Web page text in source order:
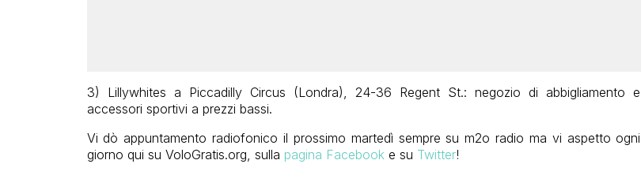
3) Lillywhites a Piccadilly Circus (Londra), 24-36 Regent St.: negozio di abbigliamento e
accessori sportivi a prezzi bassi.
Vi dò appuntamento radiofonico il prossimo martedì sempre su m2o radio ma vi aspetto ogni
giorno qui su VoloGratis.org, sulla pagina Facebooke su Twitter!